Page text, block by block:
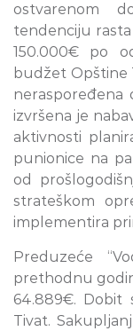
ostvarenom
tendenciju
150.000€ po
budžet Opštine
neraspoređena
izvršena je
aktivnosti
punionice na
od
strateškom
implementira
Preduzeće
prethodnu
64.889€. Dobit
Tivat.